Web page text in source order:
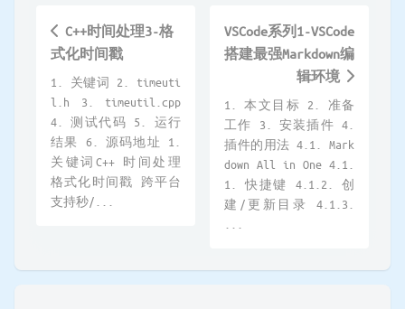
C++时间处理3-格
式化时间戳
1. 关键词 2. timeuti
l.h 3. timeutil.cpp
4. 测试代码 5. 运行
结果 6. 源码地址 1.
关键词C++ 时间处理
格式化时间戳 跨平台
支持秒/...
VSCode系列1-VSCode
搭建最强Markdown编
辑环境
1. 本文目标 2. 准备
工作 3. 安装插件 4.
插件的用法 4.1. Mark
down All in One 4.1.
1. 快捷键 4.1.2. 创
建/更新目录 4.1.3.